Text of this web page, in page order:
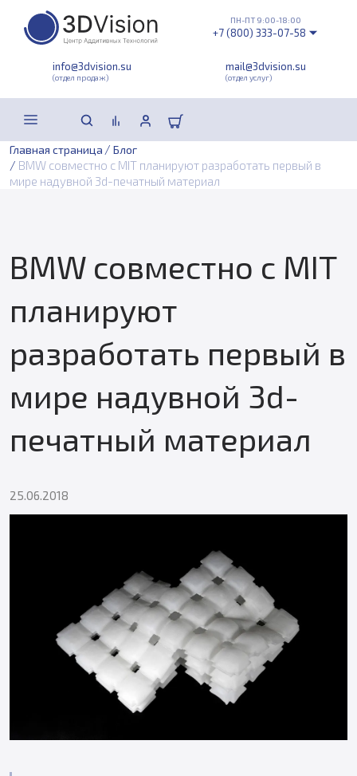
info@3dvision.su
(отдел продаж)
mail@3dvision.su
(отдел услуг)
ПН-ПТ 9:00-18:00
+7 (800) 333-07-58
Главная страница / Блог
/ BMW совместно с MIT планируют разработать первый в
мире надувной 3d-печатный материал
BMW совместно с MIT
планируют
разработать первый в
мире надувной 3d-
печатный материал
25.06.2018